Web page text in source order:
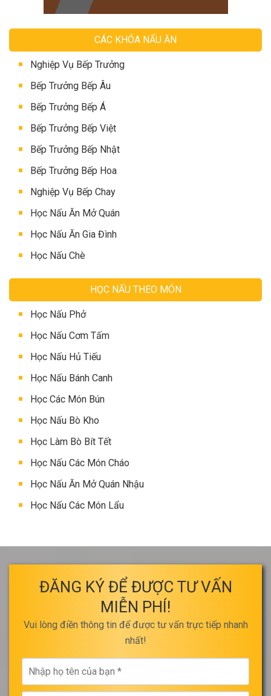
CÁC KHÓA NẤU ĂN
Nghiệp Vụ Bếp Trưởng
Bếp Trưởng Bếp Âu
Bếp Trưởng Bếp Á
Bếp Trưởng Bếp Việt
Bếp Trưởng Bếp Nhật
Bếp Trưởng Bếp Hoa
Nghiệp Vụ Bếp Chay
Học Nấu Ăn Mở Quán
Học Nấu Ăn Gia Đình
Học Nấu Chè
HỌC NẤU THEO MÓN
Học Nấu Phở
Học Nấu Cơm Tấm
Học Nấu Hủ Tiếu
Học Nấu Bánh Canh
Học Các Món Bún
Học Nấu Bò Kho
Học Làm Bò Bít Tết
Học Nấu Các Món Cháo
Học Nấu Ăn Mở Quán Nhậu
Học Nấu Các Món Lẩu
ĐĂNG KÝ ĐỂ ĐƯỢC TƯ VẤN
MIỄN PHÍ!
Vui lòng điền thông tin để được tư vấn trực tiếp nhanh
nhất!
họ
tên